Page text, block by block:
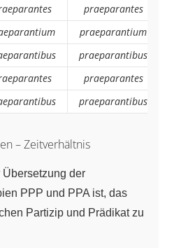
praeparantes
praeparantium
praeparantibus
praeparantes
praeparantibus
– Zeitverhältnis
der
PPP und PPA ist, das
Partizip und Prädikat zu